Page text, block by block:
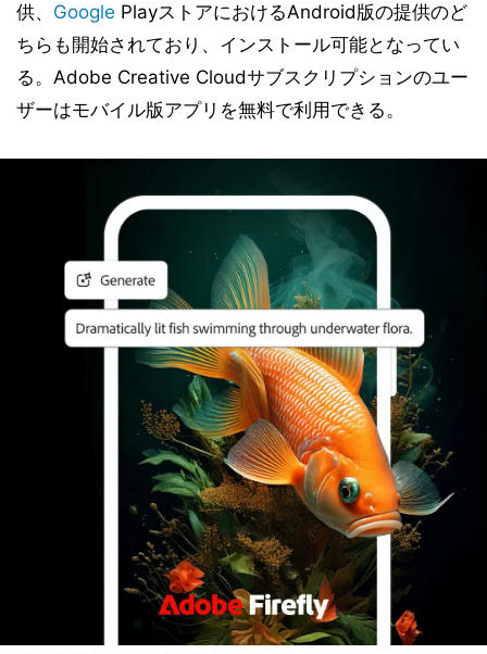
供、 Google PlayストアにおけるAndroid版の提供のど
ちらも開始されており、インストール可能となってい
る。Adobe Creative Cloudサブスクリプションのユー
ザーはモバイル版アプリを無料で利用できる。